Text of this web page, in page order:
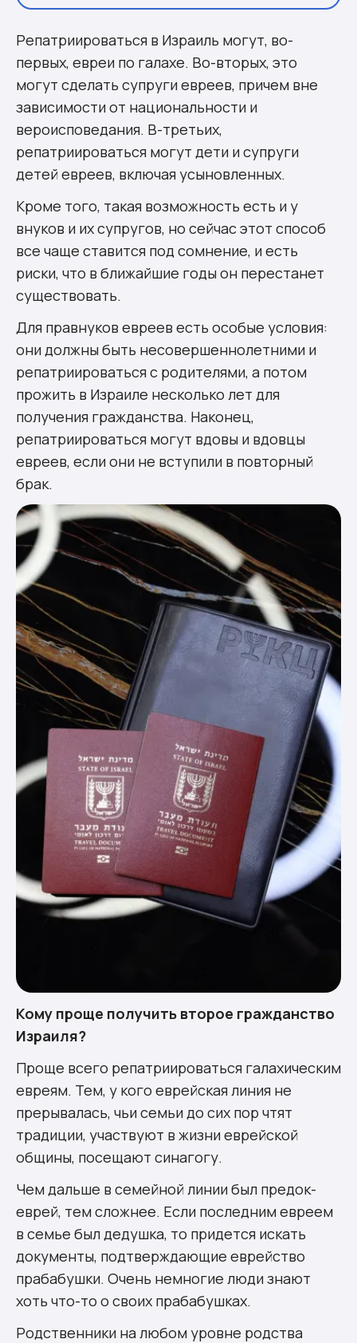
Репатриироваться в Израиль могут, во-
первых, евреи по галахе. Во-вторых, это
могут сделать супруги евреев, причем вне
зависимости от национальности и
вероисповедания. В-третьих,
репатриироваться могут дети и супруги
детей евреев, включая усыновленных.
Кроме того, такая возможность есть и у
внуков и их супругов, но сейчас этот способ
все чаще ставится под сомнение, и есть
риски, что в ближайшие годы он перестанет
существовать.
Для правнуков евреев есть особые условия:
они должны быть несовершеннолетними и
репатриироваться с родителями, а потом
прожить в Израиле несколько лет для
получения гражданства. Наконец,
репатриироваться могут вдовы и вдовцы
евреев, если они не вступили в повторный
брак.
Кому проще получить второе гражданство
Израиля?
Проще всего репатриироваться галахическим
евреям. Тем, у кого еврейская линия не
прерывалась, чьи семьи до сих пор чтят
традиции, участвуют в жизни еврейской
общины, посещают синагогу.
Чем дальше в семейной линии был предок-
еврей, тем сложнее. Если последним евреем
в семье был дедушка, то придется искать
документы, подтверждающие еврейство
прабабушки. Очень немногие люди знают
хоть что-то о своих прабабушках.
Родственники на любом уровне родства